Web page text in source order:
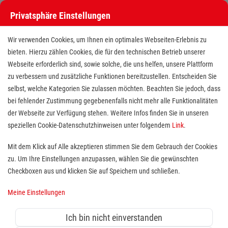
Freiwilligendienst (BFD/FSJ) im
Bereich Fahrdienst und
Hausnotruf
willkommen. Jeder findet bei uns die Tätigkeit, die ihn
Privatsphäre Einstellungen
Wir verwenden Cookies, um Ihnen ein optimales Webseiten-Erlebnis zu
bieten. Hierzu zählen Cookies, die für den technischen Betrieb unserer
Webseite erforderlich sind, sowie solche, die uns helfen, unsere Plattform
zu verbessern und zusätzliche Funktionen bereitzustellen. Entscheiden Sie
selbst, welche Kategorien Sie zulassen möchten. Beachten Sie jedoch, dass
bei fehlender Zustimmung gegebenenfalls nicht mehr alle Funktionalitäten
der Webseite zur Verfügung stehen. Weitere Infos finden Sie in unseren
speziellen Cookie-Datenschutzhinweisen unter folgendem Link.
Mit dem Klick auf Alle akzeptieren stimmen Sie dem Gebrauch der Cookies
zu. Um Ihre Einstellungen anzupassen, wählen Sie die gewünschten
Checkboxen aus und klicken Sie auf Speichern und schließen.
Meine Einstellungen
Ich bin nicht einverstanden